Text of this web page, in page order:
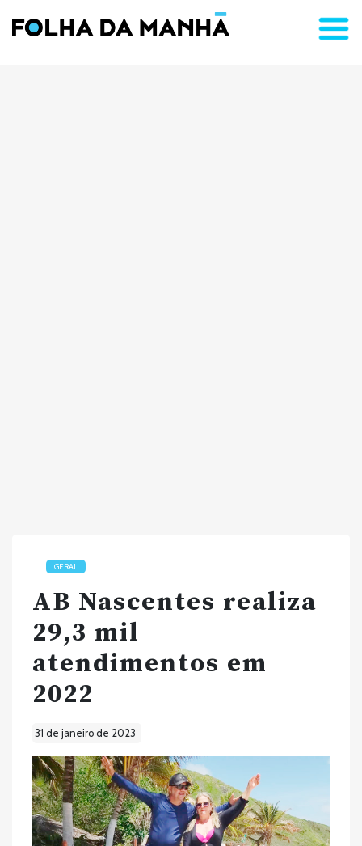
GERAL
AB Nascentes realiza
29,3 mil
atendimentos em
2022
31 de janeiro de 2023